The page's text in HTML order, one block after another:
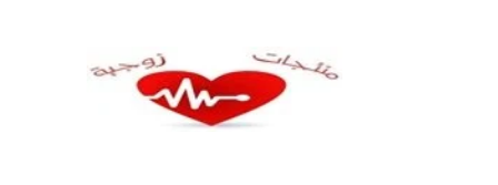
Skip
to
navigation
Skip
to